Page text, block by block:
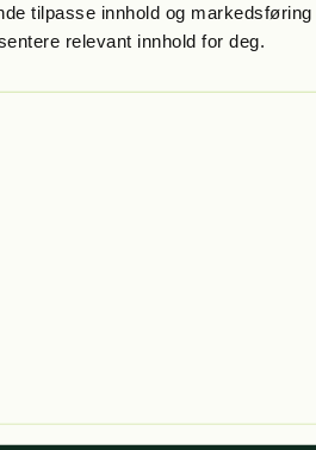
tilpasse innhold og markedsføring
relevant innhold for deg.
Del 4 i serien Lest av: